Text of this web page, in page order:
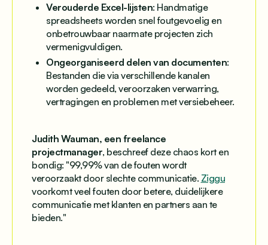
Verouderde Excel-lijsten: Handmatige
spreadsheets worden snel foutgevoelig en
onbetrouwbaar naarmate projecten zich
vermenigvuldigen.
Ongeorganiseerd delen van documenten:
Bestanden die via verschillende kanalen
worden gedeeld, veroorzaken verwarring,
vertragingen en problemen met versiebeheer.
Judith Wauman, een freelance
projectmanager, beschreef deze chaos kort en
bondig: "99,99% van de fouten wordt
veroorzaakt door slechte communicatie. Ziggu
voorkomt veel fouten door betere, duidelijkere
communicatie met klanten en partners aan te
bieden."